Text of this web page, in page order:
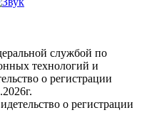
службой по
технологий и
о регистрации
о регистрации